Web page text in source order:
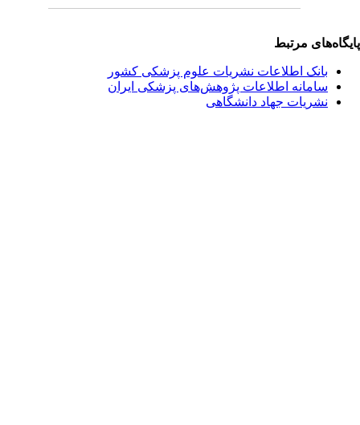
مرتبط
بانک اطلاعات نشریات علوم پزشکی کشور
سامانه اطلاعات پژوهش‌های پزشکی ایران
نشریات جهاد دانشگاهی